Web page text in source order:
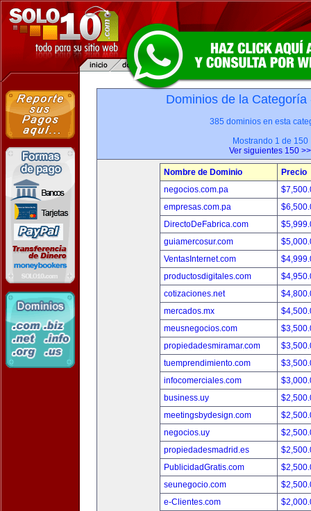
Dominios de la
385 dominios en esta
Mostrando 1 de 150
Ver siguientes 150 >>
Nombre de Dominio
Precio
negocios.com.pa
empresas.com.pa
DirectoDeFabrica.com
guiamercosur.com
VentasInternet.com
productosdigitales.com
cotizaciones.net
mercados.mx
meusnegocios.com
propiedadesmiramar.com
tuemprendimiento.com
infocomerciales.com
business.uy
meetingsbydesign.com
negocios.uy
propiedadesmadrid.es
PublicidadGratis.com
seunegocio.com
e-Clientes.com